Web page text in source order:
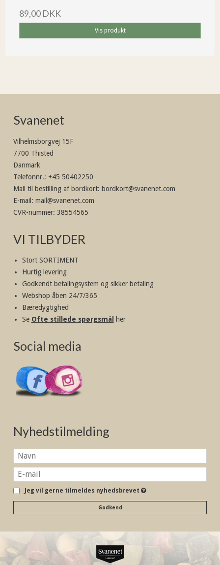
89,00 DKK
Vis produkt
Svanenet
Vilhelmsborgvej 15F
7700 Thisted
Danmark
Telefonnr.: +45 50402250
Mail til bestilling af bordkort: bordkort@svanenet.com
E-mail : mail@svanenet.com
CVR-nummer: 38554565
VI TILBYDER
Stort SORTIMENT
Hurtig levering
Godkendt betalingsystem og sikker betaling
Webshop åben 24/7/365
Bæredygtighed
Se Ofte stillede spørgsmål her
Social media
Nyhedstilmelding
Jeg vil gerne tilmeldes nyhedsbrevet
Godkend